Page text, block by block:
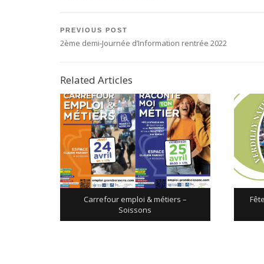
Navigation
de
l’article
PREVIOUS POST
Previous
2ème demi-Journée d’Information rentrée 2022
Related Articles
Carrefour emploi & métiers –
Soissons